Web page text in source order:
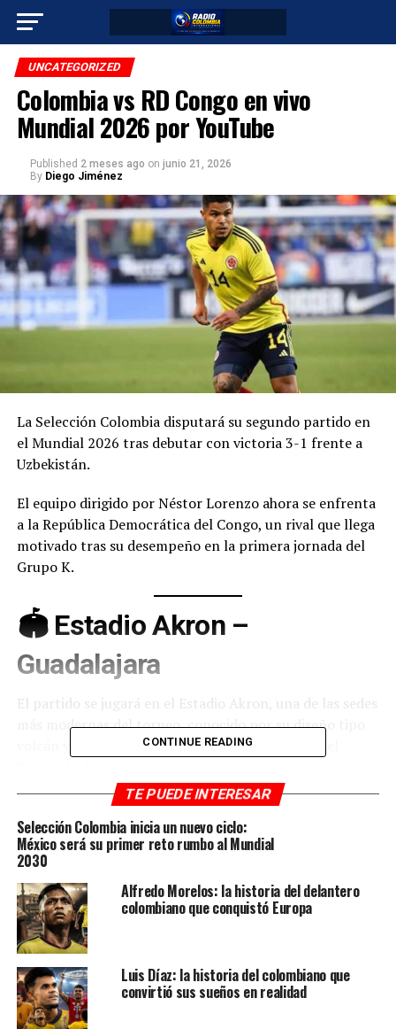
UNCATEGORIZED
Colombia vs RD Congo en vivo
Mundial 2026 por YouTube
Published 2 meses ago on junio 21, 2026
By Diego Jiménez
La Selección Colombia disputará su segundo partido en
el Mundial 2026 tras debutar con victoria 3-1 frente a
Uzbekistán.
El equipo dirigido por Néstor Lorenzo ahora se enfrenta
a la República Democrática del Congo, un rival que llega
motivado tras su desempeño en la primera jornada del
Grupo K.
🏟️ Estadio Akron –
Guadalajara
El partido se jugará en el Estadio Akron, una de las sedes
más modernas del torneo, conocido por su diseño tipo
volcán y su integración con el entorno natural del
El recinto cuenta con mejoras tecnológicas, pantallas
en todas las áreas, césped híbrido y espacios inclusivos
como las “Sensory Room”.
📅 Información del partido
🇨🇴 Colombia vs RD Congo
🗓️ Martes 23 de junio
🕘 9:00 p.m. (COL)
CONTINUE READING
TE PUEDE INTERESAR
Selección Colombia inicia un nuevo ciclo:
México será su primer reto rumbo al Mundial
2030
Alfredo Morelos: la historia del delantero
colombiano que conquistó Europa
Luis Díaz: la historia del colombiano que
convirtió sus sueños en realidad